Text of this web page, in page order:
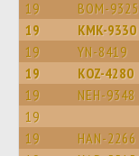
19 BOM-9325
19 KMK-9330
19 YN-8419
19 KOZ-4280
19 NEH-9348
19
19 HAN-2266